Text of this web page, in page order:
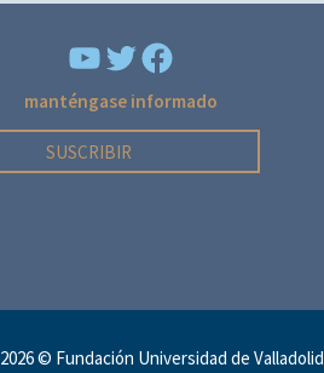
YouTubeFacebook
manténgase informado
SUSCRIBIR
2026 © Fundación Universidad de Valladolid